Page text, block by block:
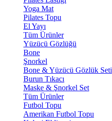
Yoga Mat
Pilates Topu
El Yayı
Tüm Ürünler
Yüzücü Gözlüğü
Bone
Şnorkel
Bone & Yüzücü Gözlük Seti
Burun Tıkacı
Maske & Şnorkel Set
Tüm Ürünler
Futbol Topu
Amerikan Futbol Topu